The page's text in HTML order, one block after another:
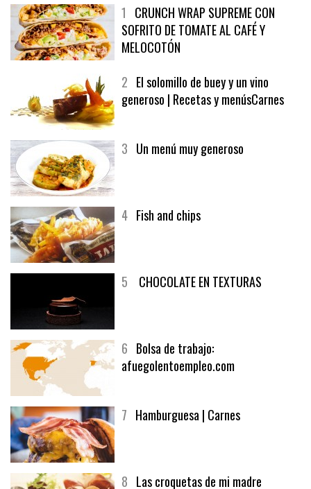
1 CRUNCH WRAP SUPREME CON
SOFRITO DE TOMATE AL CAFÉ Y
MELOCOTÓN
2 El solomillo de buey y un vino
generoso | Recetas y menúsCarnes
3 Un menú muy generoso
4 Fish and chips
5 CHOCOLATE EN TEXTURAS
6 Bolsa de trabajo:
afuegolentoempleo.com
7 Hamburguesa | Carnes
8 Las croquetas de mi madre